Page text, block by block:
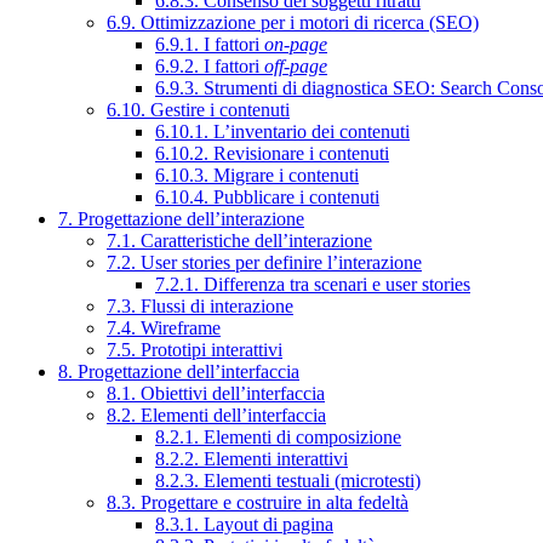
6.9. Ottimizzazione per i motori di ricerca (SEO)
6.9.1. I fattori on-page
6.9.2. I fattori off-page
6.9.3. Strumenti di diagnostica SEO: Search
6.10. Gestire i contenuti
6.10.1. L’inventario dei contenuti
6.10.2. Revisionare i contenuti
6.10.3. Migrare i contenuti
6.10.4. Pubblicare i contenuti
7. Progettazione dell’interazione
7.1. Caratteristiche dell’interazione
7.2. User stories per definire l’interazione
7.2.1. Differenza tra scenari e user stories
7.3. Flussi di interazione
7.4. Wireframe
7.5. Prototipi interattivi
8. Progettazione dell’interfaccia
8.1. Obiettivi dell’interfaccia
8.2. Elementi dell’interfaccia
8.2.1. Elementi di composizione
8.2.2. Elementi interattivi
8.2.3. Elementi testuali (microtesti)
8.3. Progettare e costruire in alta fedeltà
8.3.1. Layout di pagina